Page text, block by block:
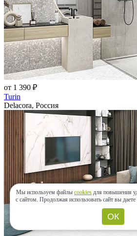
от 1 390 ₽
Turin
Delacora, Россия
Мы используем файлы cookies для повышения
с сайтом. Продолжая использовать сайт вы даете
ОК